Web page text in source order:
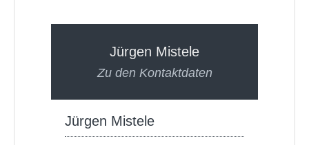
Jürgen Mistele
Zu den Kontaktdaten
Jürgen Mistele